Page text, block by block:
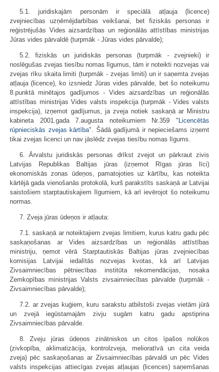
5.1. juridiskajām personām ir speciālā atļauja (licence)
zvejniecības uzņēmējdarbības veikšanai, bet fiziskās personas ir
reģistrējušās Vides aizsardzības un reģionālās attīstības ministrijas
Jūras vides pārvaldē (turpmāk - Jūras vides pārvalde);
5.2. fiziskās un juridiskās personas (turpmāk - zvejnieki) ir
noslēgušas zvejas tiesību nomas līgumus, tām ir noteikti nozvejas vai
zvejas rīku skaita limiti (turpmāk - zvejas limiti) un ir saņemta zvejas
atļauja (licence), ko izsniedz Jūras vides pārvalde, bet šo noteikumu
8.punktā minētajos gadījumos - Vides aizsardzības un reģionālās
attīstības ministrijas Vides valsts inspekcija (turpmāk - Vides valsts
inspekcija), izņemot gadījumus, ja zveja notiek saskaņā ar Ministru
kabineta 2001.gada 7.augusta noteikumiem Nr.359 " Licencētās
rūpnieciskās zvejas kārtība". Šādā gadījumā ir nepieciešams izņemt
tikai zvejas licenci un nav jāslēdz zvejas tiesību nomas līgums.
6. Ārvalstu juridiskās personas drīkst zvejot un pārkraut zivis
Latvijas Republikas Baltijas jūras (izņemot Rīgas jūras līci)
ekonomiskās zonas ūdeņos, pamatojoties uz kārtību, kas noteikta
kārtējā gada vienošanās protokolā, kurš parakstīts saskaņā ar Latvijai
saistošiem starptautiskajiem līgumiem, kā arī ievērojot šo noteikumu
normas.
7. Zveja jūras ūdeņos ir atļauta:
7.1. saskaņā ar noteiktajiem zvejas limitiem, kurus katru gadu pēc
saskaņošanas ar Vides aizsardzības un reģionālās attīstības
ministriju, ņemot vērā Starptautiskās Baltijas jūras zvejniecības
komisijas Latvijai iedalītās nozvejas kvotas, kā arī Latvijas
Zivsaimniecības pētniecības institūta rekomendācijas, nosaka
Zemkopības ministrijas Valsts zivsaimniecības pārvalde (turpmāk -
Zivsaimniecības pārvalde);
7.2. ar zvejas kuģiem, kuru sarakstu atbilstoši zvejas vietām jūrā
un zvejā iegūstamajām zivju sugām katru gadu apstiprina
Zivsaimniecības pārvalde.
8. Zveju jūras ūdeņos zinātniskos un citos īpašos nolūkos
(zivkopība, aklimatizācija, kontrolzveja, melioratīvā un cita veida
zveja) pēc saskaņošanas ar Zivsaimniecības pārvaldi un pēc Vides
valsts inspekcijas attiecīgas zvejas atļaujas (licences) saņemšanas